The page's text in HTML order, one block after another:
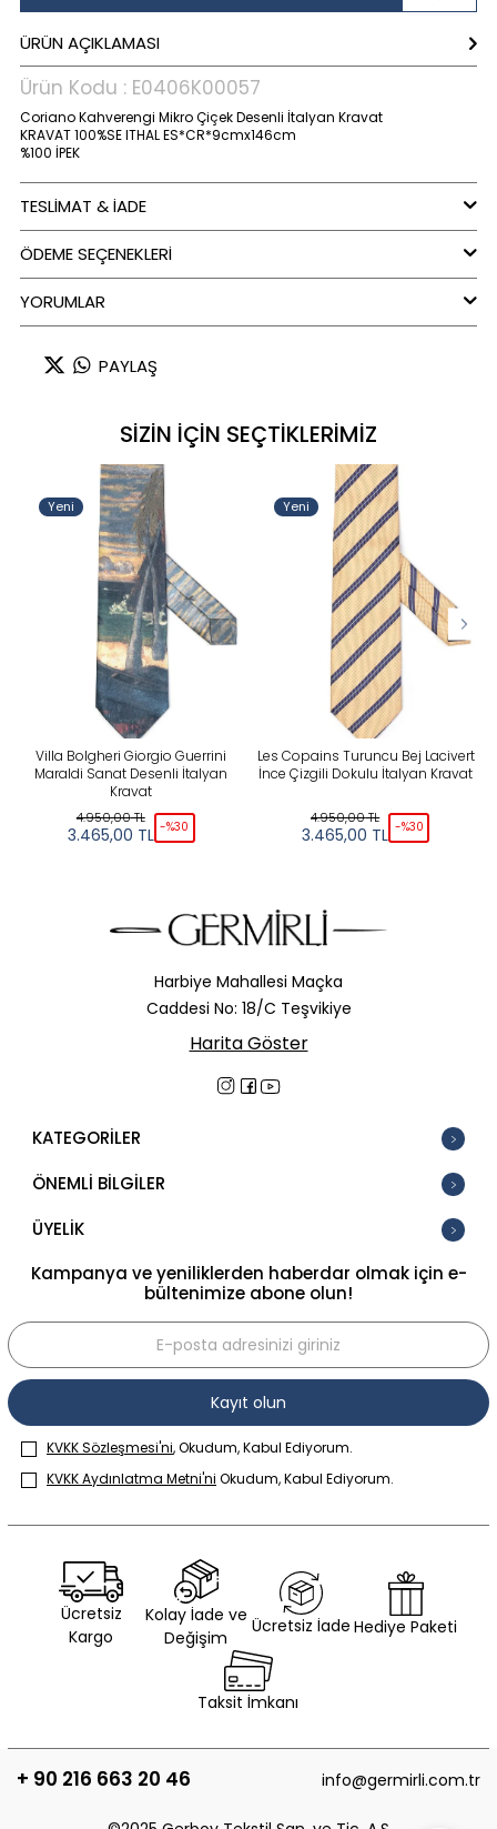
ÜRÜN AÇIKLAMASI
Ürün Kodu : E0406K00057
Coriano Kahverengi Mikro Çiçek Desenli İtalyan Kravat
KRAVAT 100%SE ITHAL ES*CR*9cmx146cm
%100 İPEK
TESLİMAT & İADE
ÖDEME SEÇENEKLERI
YORUMLAR
PAYLAŞ
SİZİN İÇİN SEÇTİKLERİMİZ
Yeni
Villa Bolgheri Giorgio Guerrini
Maraldi Sanat Desenli İtalyan
Kravat
4.950,00TL
3.465,00 TL -%30
Yeni
Les Copains Turuncu Bej Lacivert
İnce Çizgili Dokulu İtalyan Kravat
4.950,00TL
3.465,00 TL -%30
Harbiye Mahallesi Maçka
Caddesi No: 18/C Teşvikiye
Harita Göster
KATEGORİLER
ÖNEMLİ BİLGİLER
ÜYELİK
Kampanya ve yeniliklerden haberdar olmak için e-
bültenimize abone olun!
Kayıt olun
KVKK Sözleşmesi'ni, Okudum, Kabul Ediyorum.
KVKK Aydınlatma Metni'ni Okudum, Kabul Ediyorum.
Ücretsiz
Kargo
Kolay İade ve
Değişim
Ücretsiz İade Hediye Paketi
Taksit İmkanı
+ 90 216 663 20 46 info@germirli.com.tr